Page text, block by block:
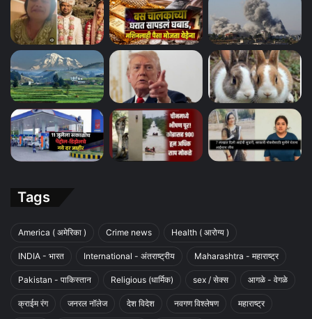
Tags
America ( अमेरिका ) Crime news Health ( आरोग्य )
INDIA - भारत International - अंतराष्ट्रीय Maharashtra - महाराष्ट्र
Pakistan - पाकिस्तान Religious (धार्मिक) sex / सेक्स आगळे - वेगळे
क्राईम रंग जनरल नॉलेज देश विदेश नवगण विश्लेषण महाराष्ट्र